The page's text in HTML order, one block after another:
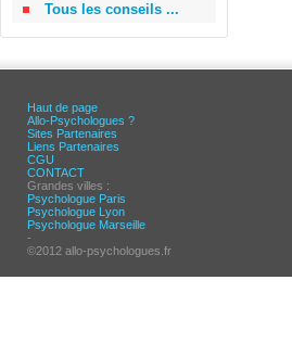
Tous les conseils ...
Haut de page
Allo-Psychologues ?
Sites Partenaires
Liens Partenaires
CGU
CONTACT
Grandes villes :
Psychologue Paris
Psychologue Lyon
Psychologue Marseille
-
©2012 allo-psychologues.fr